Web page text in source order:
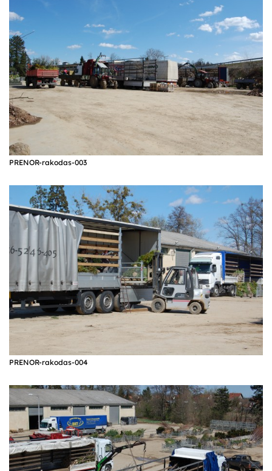
PRENOR-rakodas-003
PRENOR-rakodas-004